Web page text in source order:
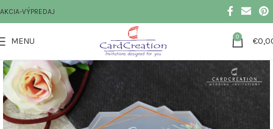
AKCIA-VÝPREDAJ
MENU 0 €